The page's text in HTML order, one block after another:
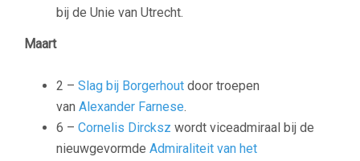
bij de Unie van Utrecht.
Maart
2 – Slag bij Borgerhout door troepen
van Alexander Farnese.
6 – Cornelis Dircksz wordt viceadmiraal bij de
nieuwgevormde Admiraliteit van het